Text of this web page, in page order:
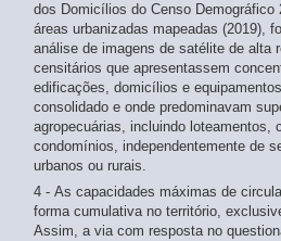
dos Domicílios do Censo Demográfico
áreas urbanizadas mapeadas (2019),
análise de imagens de satélite de alta
censitários que apresentassem
edificações, domicílios e
consolidado e onde predominavam
agropecuárias, incluindo loteamentos,
condomínios, independentemente de
urbanos ou rurais.
4 - As capacidades máximas de
forma cumulativa no território,
Assim, a via com resposta no